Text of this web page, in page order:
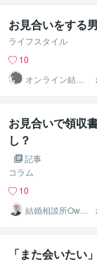
お見合いをする
ライフスタイル
10
オンライン結婚
相談所かずくん
お見合いで領収
し？
記事
コラム
10
結婚相談所Owen
（オーウェン）
「また会いたい